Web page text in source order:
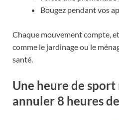
Bougez pendant vos
Chaque mouvement compte,
comme le jardinage ou le
santé.
Une heure de
annuler 8 heures